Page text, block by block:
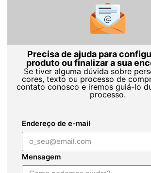
Precisa de ajuda para
produto ou finalizar a sua
Se tiver alguma dúvida sobre
cores, texto ou processo de
contato conosco e iremos guiá-lo
processo.
Endereço de e-mail
Mensagem